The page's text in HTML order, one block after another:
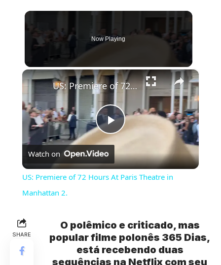
Now Playing
×
Play
Video
US: Premiere of 72 Hours At Paris Theatre in Manhattan 2.
Watch on
US: Premiere of 72 Hours At Paris Theatre in
Manhattan 2.
SHARE
O polêmico e criticado, mas
popular filme polonês 365 Dias,
está recebendo duas
sequências na Netflix com seu